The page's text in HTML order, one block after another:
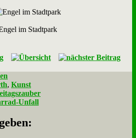
im Stadt­park
, Kunst
Unfall